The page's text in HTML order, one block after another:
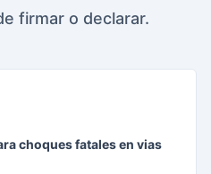
firmar o declarar.
choques fatales en vias